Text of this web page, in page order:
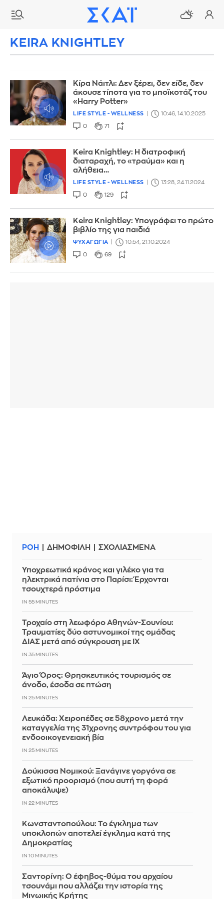
KEIRA KNIGHTLEY
Κίρα Νάιτλι: Δεν ξέρει, δεν είδε, δεν
άκουσε τίποτα για το μποϊκοτάζ του
«Harry Potter»
LIFE STYLE - WELLNESS 10:46, 14.10.2025
0 71
Keira Knightley: Η διατροφική
διαταραχή, το «τραύμα» και η
αλήθεια…
LIFE STYLE - WELLNESS 13:28, 24.11.2024
0 129
Keira Knightley: Υπογράφει το πρώτο
βιβλίο της για παιδιά
ΨΥΧΑΓΩΓΙΑ 10:54, 21.10.2024
0 69
ΡΟΗ ΔΗΜΟΦΙΛΗ ΣΧΟΛΙΑΣΜΕΝΑ
Υποχρεωτικά κράνος και γιλέκο για τα
ηλεκτρικά πατίνια στο Παρίσι: Έρχονται
τσουχτερά πρόστιμα
IN 55 MINUTES
Τροχαίο στη λεωφόρο Αθηνών-Σουνίου:
Τραυματίες δύο αστυνομικοί της ομάδας
ΔΙΑΣ μετά από σύγκρουση με ΙΧ
IN 35 MINUTES
Άγιο Όρος: Θρησκευτικός τουρισμός σε
άνοδο, έσοδα σε πτώση
IN 25 MINUTES
Λευκάδα: Χειροπέδες σε 58χρονο μετά την
καταγγελία της 31χρονης συντρόφου του για
ενδοοικογενειακή βία
IN 25 MINUTES
Δούκισσα Νομικού: Ξανάγινε γοργόνα σε
εξωτικό προορισμό (που αυτή τη φορά
αποκάλυψε)
IN 22 MINUTES
Κωνσταντοπούλου: Το έγκλημα των
υποκλοπών αποτελεί έγκλημα κατά της
Δημοκρατίας
IN 10 MINUTES
Σαντορίνη: Ο έφηβος-θύμα του αρχαίου
τσουνάμι που αλλάζει την ιστορία της
Μινωικής Κρήτης